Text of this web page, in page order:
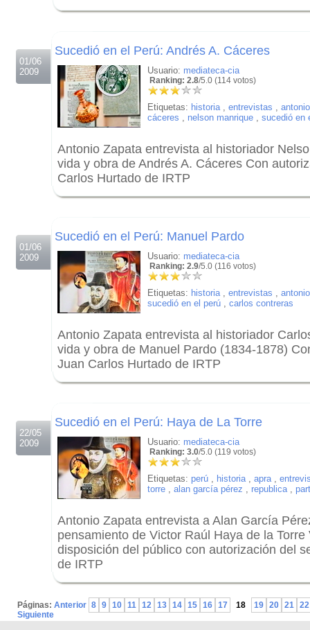
01/06
2009
Sucedió en el Perú: Andrés A. Cáceres
Usuario: mediateca-cia
Ranking: 2.8/5.0 (114 votos)
Etiquetas: historia, entrevistas ,
cáceres , nelson manrique , sucedió en
Antonio Zapata entrevista al historiador
vida y obra de Andrés A. Cáceres Con
Carlos Hurtado de IRTP
01/06
2009
Sucedió en el Perú: Manuel Pardo
Usuario: mediateca-cia
Ranking: 2.9/5.0 (116 votos)
Etiquetas: historia, entrevistas ,
sucedió en el perú , carlos contreras
Antonio Zapata entrevista al historiador
vida y obra de Manuel Pardo (1834-1878)
Juan Carlos Hurtado de IRTP
22/05
2009
Sucedió en el Perú: Haya de La Torre
Usuario: mediateca-cia
Ranking: 3.0/5.0 (119 votos)
Etiquetas: perú , historia, apra,
torre , alan garcía pérez , republica,
Antonio Zapata entrevista a Alan García
pensamiento de Victor Raúl Haya de la
disposición del público con autorización del
de IRTP
Páginas: Anterior 8 9 10 11 12 13 14 15 16 17 18 19 20 21 22
Siguiente